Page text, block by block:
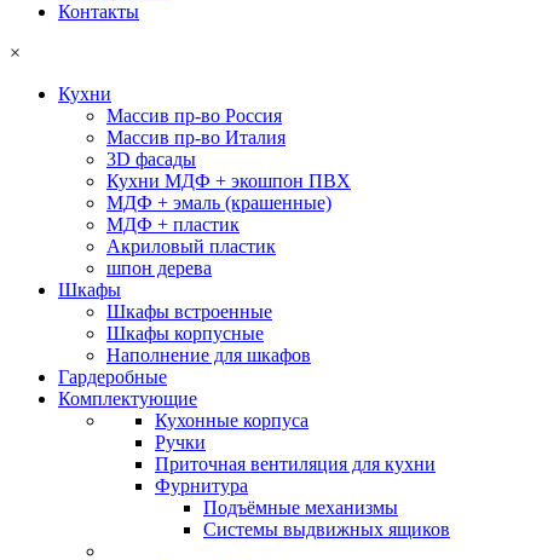
Контакты
×
Кухни
Массив пр-во Россия
Массив пр-во Италия
3D фасады
Кухни МДФ + экошпон ПВХ
МДФ + эмаль (крашенные)
МДФ + пластик
Акриловый пластик
шпон дерева
Шкафы
Шкафы встроенные
Шкафы корпусные
Наполнение для шкафов
Гардеробные
Комплектующие
Кухонные корпуса
Ручки
Приточная вентиляция для кухни
Фурнитура
Подъёмные механизмы
Системы выдвижных ящиков